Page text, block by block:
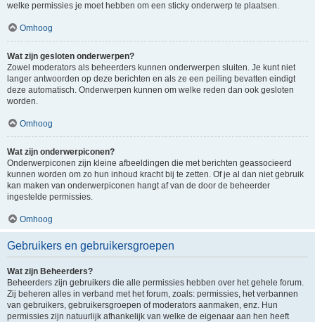
welke permissies je moet hebben om een sticky onderwerp te plaatsen.
Omhoog
Wat zijn gesloten onderwerpen?
Zowel moderators als beheerders kunnen onderwerpen sluiten. Je kunt niet
langer antwoorden op deze berichten en als ze een peiling bevatten eindigt
deze automatisch. Onderwerpen kunnen om welke reden dan ook gesloten
worden.
Omhoog
Wat zijn onderwerpiconen?
Onderwerpiconen zijn kleine afbeeldingen die met berichten geassocieerd
kunnen worden om zo hun inhoud kracht bij te zetten. Of je al dan niet gebruik
kan maken van onderwerpiconen hangt af van de door de beheerder
ingestelde permissies.
Omhoog
Gebruikers en gebruikersgroepen
Wat zijn Beheerders?
Beheerders zijn gebruikers die alle permissies hebben over het gehele forum.
Zij beheren alles in verband met het forum, zoals: permissies, het verbannen
van gebruikers, gebruikersgroepen of moderators aanmaken, enz. Hun
permissies zijn natuurlijk afhankelijk van welke de eigenaar aan hen heeft